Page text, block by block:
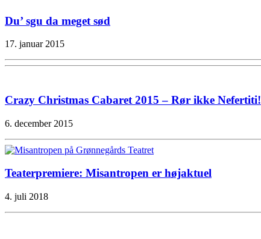
Du’ sgu da meget sød
17. januar 2015
Crazy Christmas Cabaret 2015 – Rør ikke Nefertiti!
6. december 2015
Teaterpremiere: Misantropen er højaktuel
4. juli 2018